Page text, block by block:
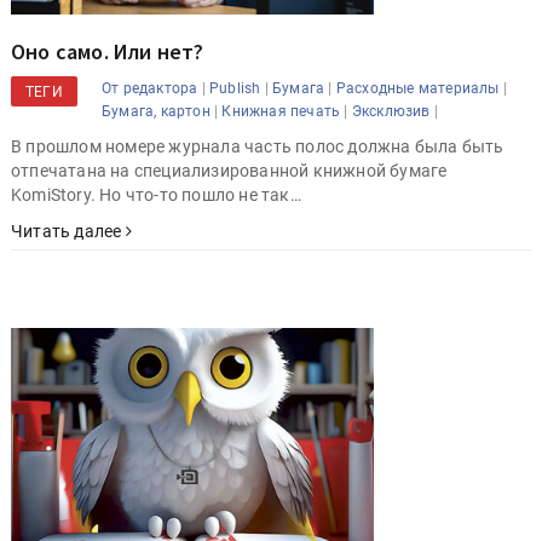
Оно само. Или нет?
ТЕГИ От редактора | Publish | Бумага | Расходные материалы |
Бумага, картон | Книжная печать | Эксклюзив |
В прошлом номере журнала часть полос должна была быть
отпечатана на специализированной книжной бумаге
KomiStory. Но что-то пошло не так…
Читать далее